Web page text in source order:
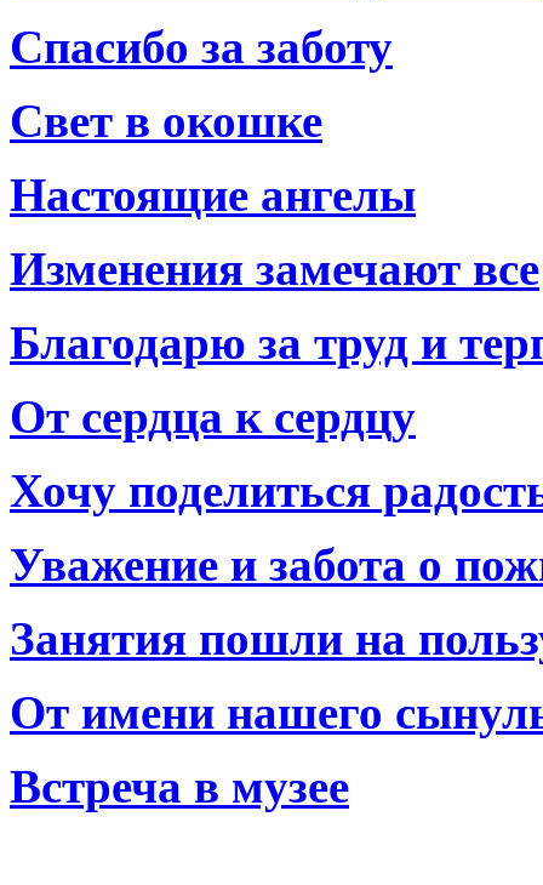
Спасибо за заботу
Свет в окошке
Настоящие ангелы
Изменения замечают все
Благодарю за труд и
От сердца к сердцу
Хочу поделиться
Уважение и забота о
Занятия пошли на
От имени нашего
Встреча в музее